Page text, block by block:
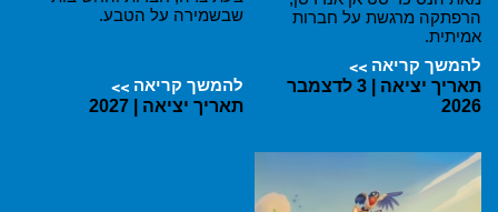
הרפתקה מרגשת על חברות
אמיתית.
להמשך קריאה
תאריך יציאה | 3 לדצמבר
2026
שבשמירה על הטבע.
להמשך קריאה
תאריך יציאה | 2027